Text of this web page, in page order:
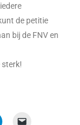
de petitie
bij de FNV en
sterk!